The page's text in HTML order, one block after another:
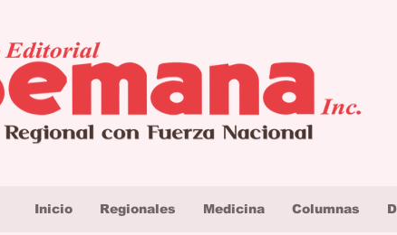
Inicio Regionales Medicina Columnas